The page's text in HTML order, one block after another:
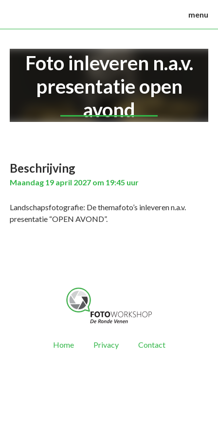
menu
Foto inleveren n.a.v.
presentatie open
avond
Beschrijving
Maandag 19 april 2027 om 19:45 uur
Landschapsfotografie: De themafoto’s inleveren n.a.v.
presentatie “OPEN AVOND”.
Home Privacy Contact